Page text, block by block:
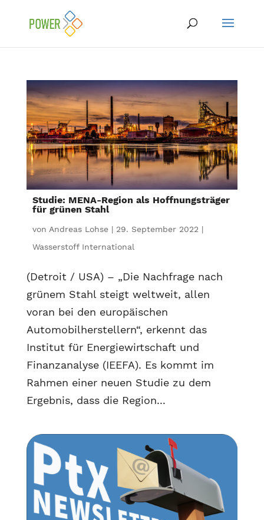
Studie: MENA-Region als Hoffnungsträger
für grünen Stahl
von Andreas Lohse| 29. September 2022 |
Wasserstoff International
(Detroit / USA) – „Die Nachfrage nach
grünem Stahl steigt weltweit, allen
voran bei den europäischen
Automobilherstellern“, erkennt das
Institut für Energiewirtschaft und
Finanzanalyse (IEEFA). Es kommt im
Rahmen einer neuen Studie zu dem
Ergebnis, dass die Region...